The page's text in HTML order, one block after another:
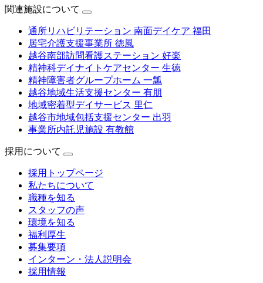
関連施設について
通所リハビリテーション 南面デイケア 福田
居宅介護支援事業所 徳風
越谷南部訪問看護ステーション 好楽
精神科デイナイトケアセンター 生徳
精神障害者グループホーム 一瓢
越谷地域生活支援センター 有朋
地域密着型デイサービス 里仁
越谷市地域包括支援センター 出羽
事業所内託児施設 有教館
採用について
採用トップページ
私たちについて
職種を知る
スタッフの声
環境を知る
福利厚生
募集要項
インターン・法人説明会
採用情報